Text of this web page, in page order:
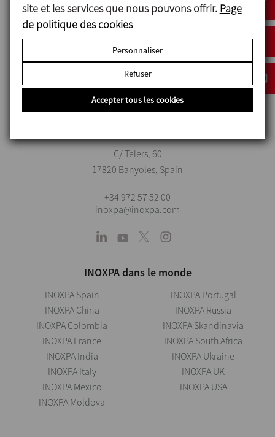
C/ Telers, 60
17820 Banyoles, Spain
+34 972 57 52 00
inoxpa@inoxpa.com
INOXPA dans le monde
INOXPA Spain
INOXPA China
INOXPA Colombia
INOXPA France
INOXPA India
INOXPA Italy
INOXPA Mexico
INOXPA Moldova
INOXPA Portugal
INOXPA Russia
INOXPA Skandinavia
INOXPA South Africa
INOXPA Ukraine
INOXPA UK
INOXPA USA
site et les services que nous pouvons offrir. Page
de politique des cookies
Personnaliser
Refuser
Accepter tous les cookies